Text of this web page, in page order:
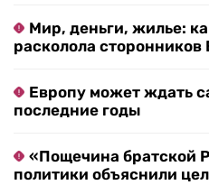
Мир, деньги, жилье:
расколола
Европу может ждать
последние годы
«Пощечина братской
политики объяснили